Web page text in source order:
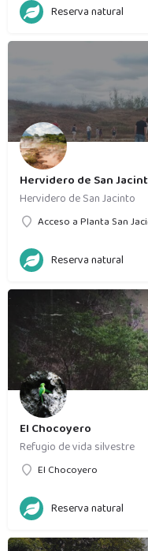
Reserva natural
Hervidero de San
Hervidero de San Jacinto
Acceso a Planta San
Reserva natural
El Chocoyero
Refugio de vida silvestre
El Chocoyero
Reserva natural